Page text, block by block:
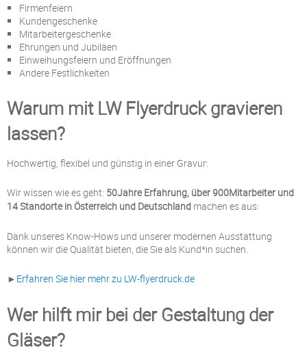
Firmenfeiern
Kundengeschenke
Mitarbeitergeschenke
Ehrungen und Jubiläen
Einweihungsfeiern und Eröffnungen
Andere Festlichkeiten
Warum mit LW Flyerdruck gravieren
lassen?
Hochwertig, flexibel und günstig in einer Gravur:
Wir wissen wie es geht: 50Jahre Erfahrung, über 900Mitarbeiter und
14 Standorte in Österreich und Deutschland machen es aus:
Dank unseres Know-Hows und unserer modernen Ausstattung
können wir die Qualität bieten, die Sie als Kund*in suchen.
► Erfahren Sie hier mehr zu LW-flyerdruck.de
Wer hilft mir bei der Gestaltung der
Gläser?